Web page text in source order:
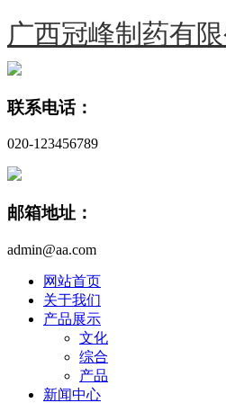
广西冠峰制药有限
联系电话：
020-123456789
邮箱地址：
admin@aa.com
网站首页
关于我们
产品展示
文化
综合
产品
新闻中心